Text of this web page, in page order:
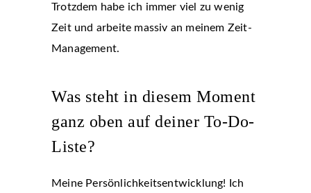
Trotzdem habe ich immer viel zu wenig
Zeit und arbeite massiv an meinem Zeit-
Management.
Was steht in diesem Moment
ganz oben auf deiner To-Do-
Liste?
Meine Persönlichkeitsentwicklung! Ich